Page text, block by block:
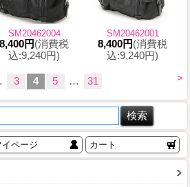
SM20462004
8,400円(消費税
込:9,240円)
SM20462001
8,400円(消費税
込:9,240円)
>
3 4 5 … 31
イページ カート